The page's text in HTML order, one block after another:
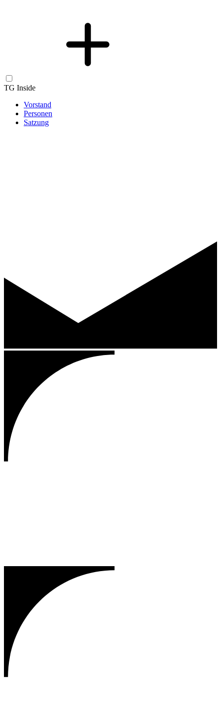
TG Inside
Vorstand
Personen
Satzung